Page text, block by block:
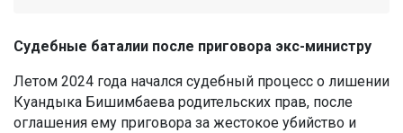
Судебные баталии после приговора экс-министру
Летом 2024 года начался судебный процесс о лишении
Куандыка Бишимбаева родительских прав, после
оглашения ему приговора за жестокое убийство и